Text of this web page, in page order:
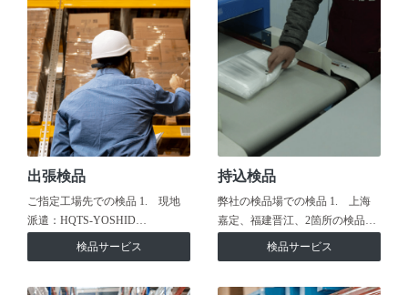
出張検品
ご指定工場先での検品 1. 現地
派遣：HQTS-YOSHID…
検品サービス
持込検品
弊社の検品場での検品 1. 上海
嘉定、福建晋江、2箇所の検品…
検品サービス